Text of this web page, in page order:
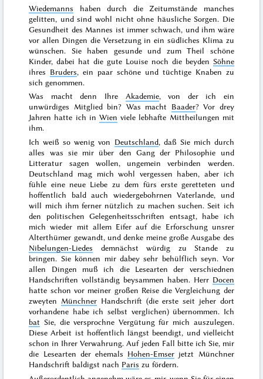
Wiedemanns haben durch die Zeitumstände manches
gelitten, und sind wohl nicht ohne häusliche Sorgen. Die
Gesundheit des Mannes ist immer schwach, und ihm wäre
vor allen Dingen die Versetzung in ein südliches Klima zu
wünschen. Sie haben gesunde und zum Theil schöne
Kinder, dabei hat die gute Louise noch die beyden Söhne
ihres Bruders, ein paar schöne und tüchtige Knaben zu
sich genommen.
Was macht denn Ihre Akademie, von der ich ein
unwürdiges Mitglied bin? Was macht Baader?Vor drey
Jahren hatte ich in Wien viele lebhafte Mittheilungen mit
ihm.
Ich weiß so wenig von Deutschland, daß Sie mich durch
alles was sie mir über den Gang der Philosophie und
Litteratur sagen wollen, ungemein verbinden werden.
Deutschland mag mich wohl vergessen haben, aber ich
fühle eine neue Liebe zu dem fürs erste geretteten und
hoffentlich bald auch wiedergebohrnen Vaterlande, und
will mich ihm ferner nützlich zu machen suchen. Seit ich
den politischen Gelegenheitsschriften entsagt, habe ich
mich wieder mit allem Eifer auf die Erforschung unsrer
Alterthümer gewandt, und denke meine große Ausgabe des
Nibelungen-Liedes demnächst würdig zu Stande zu
bringen. Sie können mir dabey sehr behülflich seyn. Vor
allen Dingen muß ich die Lesearten der verschiednen
Handschriften vollständig beysammen haben. Herr Docen
hatte schon vor meiner großen Reise die Vergleichung der
zweyten Münchner Handschrift (die erste seit jeher dort
vorhandene habe ich selbst verglichen) übernommen. Ich
bat Sie, die versprochne Vergütung für mich auszulegen.
Diese Arbeit ist hoffentlich längst beendigt, und vielleicht
schon in Ihrer Verwahrung. Auf jeden Fall bitte ich Sie, mir
die Lesearten der ehemals Hohen-Emser jetzt Münchner
Handschrift baldigst nach Paris zu fördern.